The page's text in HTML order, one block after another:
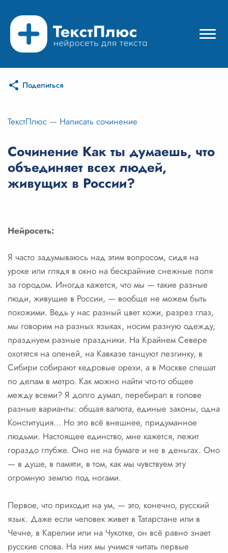
Режимы нейросети
Цены
Вход
Вход с Telegram
Поделиться
ТекстПлюс — Написать сочинение
Сочинение Как ты думаешь, что
объединяет всех людей,
живущих в России?
Нейросеть:
Я часто задумываюсь над этим вопросом, сидя на
уроке или глядя в окно на бескрайние снежные поля
за городом. Иногда кажется, что мы — такие разные
люди, живущие в России, — вообще не можем быть
похожими. Ведь у нас разный цвет кожи, разрез глаз,
мы говорим на разных языках, носим разную одежду,
празднуем разные праздники. На Крайнем Севере
охотятся на оленей, на Кавказе танцуют лезгинку, в
Сибири собирают кедровые орехи, а в Москве спешат
по делам в метро. Как можно найти что-то общее
между всеми? Я долго думал, перебирал в голове
разные варианты: общая валюта, единые законы, одна
Конституция… Но это всё внешнее, придуманное
людьми. Настоящее единство, мне кажется, лежит
гораздо глубже. Оно не на бумаге и не в деньгах. Оно
— в душе, в памяти, в том, как мы чувствуем эту
огромную землю под ногами.
Первое, что приходит на ум, — это, конечно, русский
язык. Даже если человек живет в Татарстане или в
Чечне, в Карелии или на Чукотке, он всё равно знает
русские слова. На них мы учимся читать первые